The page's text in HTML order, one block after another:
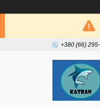
+380 (66)